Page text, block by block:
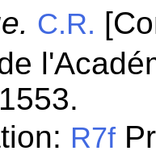
C.R.
R7f